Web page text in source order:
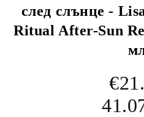
след слънце -
Ritual After-Sun